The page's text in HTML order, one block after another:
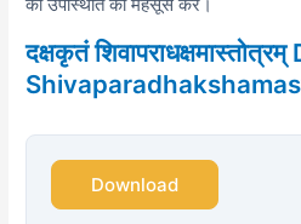
दक्षकृतं
Download